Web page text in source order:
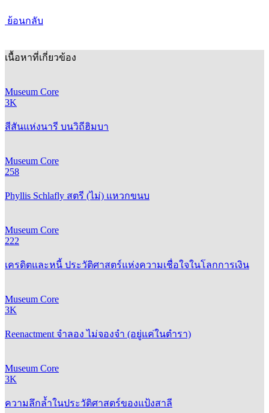
ย้อนกลับ
เนื้อหาที่เกี่ยวข้อง
Museum Core
3K
สีสันแห่งนารี บนวิถีฮิมบา
Museum Core
258
Phyllis Schlafly สตรี (ไม่) แหวกขนบ
Museum Core
222
เครดิตและหนี้ ประวัติศาสตร์แห่งความเชื่อใจในโลกการเงิน
Museum Core
3K
Reenactment จำลอง ไม่จองจำ (อยู่แค่ในตำรา)
Museum Core
3K
ความลึกล้ำในประวัติศาสตร์ของแป้งสาลี